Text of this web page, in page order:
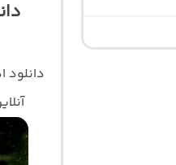
دانلود